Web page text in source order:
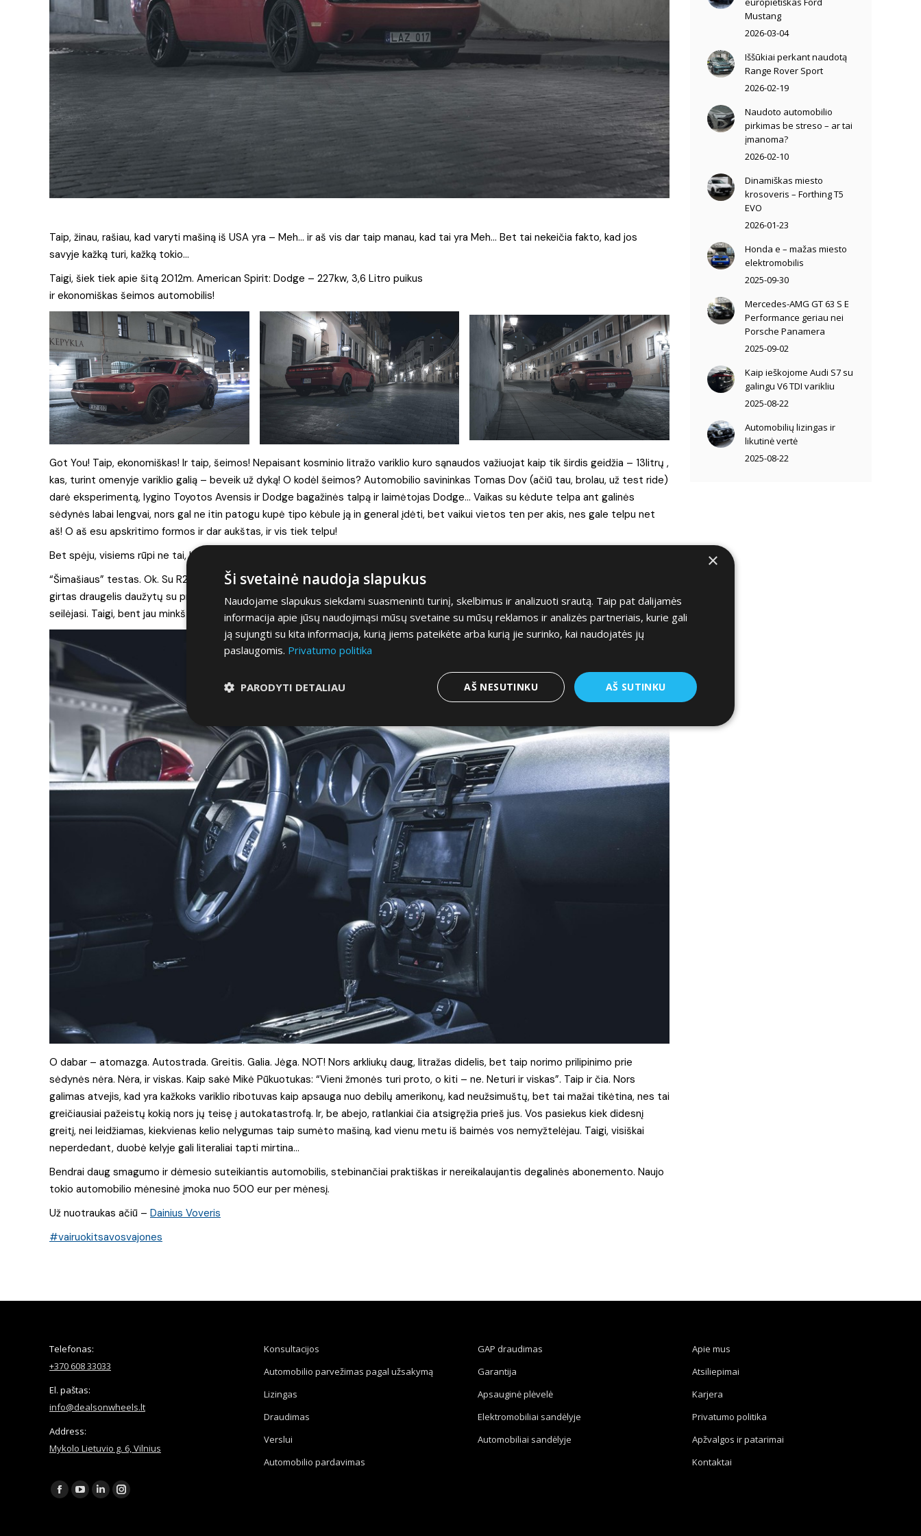
Taip, žinau, rašiau, kad varyti mašiną iš USA yra – Meh… ir aš vis dar taip manau, kad tai yra Meh… Bet tai nekeičia fakto, kad jos
savyje kažką turi, kažką tokio…
Taigi, šiek tiek apie šitą 2012m. American Spirit: Dodge – 227kw, 3,6 Litro puikus
ir ekonomiškas šeimos automobilis!
Got You! Taip, ekonomiškas! Ir taip, šeimos! Nepaisant kosminio litražo variklio kuro sąnaudos važiuojat kaip tik širdis geidžia – 13litrų ,
kas, turint omenyje variklio galią – beveik už dyką! O kodėl šeimos? Automobilio savininkas Tomas Dov (ačiū tau, brolau, už test ride)
darė eksperimentą, lygino Toyotos Avensis ir Dodge bagažinės talpą ir laimėtojas Dodge… Vaikas su kėdute telpa ant galinės
sėdynės labai lengvai, nors gal ne itin patogu kupė tipo kėbule ją in general įdėti, bet vaikui vietos ten per akis, nes gale telpu net
aš! O aš esu apskritimo formos ir dar aukštas, ir vis tiek telpu!
Bet spėju, visiems rūpi ne tai, kaip kas ten telpa, nors tai, kad šitoje mašinoje telpa visas Puidoko naivumas, vis tiek daro įspūdį.
“Šimašiaus” testas. Ok. Su R22 ratais tikiesi tokio pat jausmo kaip sėdint ant rusiškos taburetės su trim kojom, o tau per marmūzę
girtas draugelis daužytų su prancūzišku batonu. Bet vėl ne. Važiuoja ji minkštai, o vietinės barakudos kelkraštyje nerimastingai
seilėjasi. Taigi, bent jau minkštumo ir savo ego boost‘ą tikrai gausi.
O dabar – atomazga. Autostrada. Greitis. Galia. Jėga. NOT! Nors arkliukų daug, litražas didelis, bet taip norimo prilipinimo prie
sėdynės nėra. Nėra, ir viskas. Kaip sakė Mikė Pūkuotukas: “Vieni žmonės turi proto, o kiti – ne. Neturi ir viskas”. Taip ir čia. Nors
galimas atvejis, kad yra kažkoks variklio ribotuvas kaip apsauga nuo debilų amerikonų, kad neužsimuštų, bet tai mažai tikėtina, nes tai
greičiausiai pažeistų kokią nors jų teisę į autokatastrofą. Ir, be abejo, ratlankiai čia atsigręžia prieš jus. Vos pasiekus kiek didesnį
greitį, nei leidžiamas, kiekvienas kelio nelygumas taip sumėto mašiną, kad vienu metu iš baimės vos nemyžtelėjau. Taigi, visiškai
neperdedant, duobė kelyje gali literaliai tapti mirtina…
Bendrai daug smagumo ir dėmesio suteikiantis automobilis, stebinančiai praktiškas ir nereikalaujantis degalinės abonemento. Naujo
tokio automobilio mėnesinė įmoka nuo 500 eur per mėnesį.
Už nuotraukas ačiū – Dainius Voveris
#vairuokitsavosvajones
Mustang
2026-03-04
Iššūkiai perkant naudotą
Range Rover Sport
2026-02-19
Naudoto automobilio
pirkimas be streso – ar tai
įmanoma?
2026-02-10
Dinamiškas miesto
krosoveris – Forthing T5
EVO
2026-01-23
Honda e – mažas miesto
elektromobilis
2025-09-30
Mercedes-AMG GT 63 S E
Performance geriau nei
Porsche Panamera
2025-09-02
Kaip ieškojome Audi S7 su
galingu V6 TDI varikliu
2025-08-22
Automobilių lizingas ir
likutinė vertė
2025-08-22
Telefonas:
+370 608 33033
El. paštas:
info@dealsonwheels.lt
Address:
Mykolo Lietuvio g. 6, Vilnius
Find us on:
FacebookYouTube
LinkedinInstagram
Konsultacijos
Automobilio parvežimas pagal užsakymą
Lizingas
Draudimas
Verslui
Automobilio pardavimas
GAP draudimas
Garantija
Apsauginė plėvelė
Elektromobiliai sandėlyje
Automobiliai sandėlyje
Apie mus
Atsiliepimai
Karjera
Privatumo politika
Apžvalgos ir patarimai
Kontaktai
×
Ši svetainė naudoja slapukus
Naudojame slapukus siekdami suasmeninti turinį, skelbimus ir analizuoti srautą. Taip pat dalijamės
informacija apie jūsų naudojimąsi mūsų svetaine su mūsų reklamos ir analizės partneriais, kurie gali
ją sujungti su kita informacija, kurią jiems pateikėte arba kurią jie surinko, kai naudojatės jų
paslaugomis. Privatumo politika
AŠ SUTINKU
AŠ NESUTINKU
PARODYTI DETALIAU